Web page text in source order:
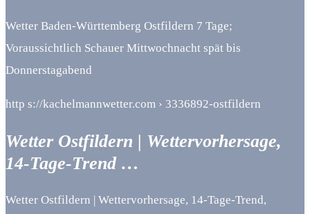
Wetter Baden-Württemberg Ostfildern 7 Tage;
Voraussichtlich Schauer Mittwochnacht spät bis
Donnerstagabend
http s://kachelmannwetter.com › 3336892-ostfildern
Wetter Ostfildern | Wettervorhersage,
14-Tage-Trend …
Wetter Ostfildern | Wettervorhersage, 14-Tage-Trend,